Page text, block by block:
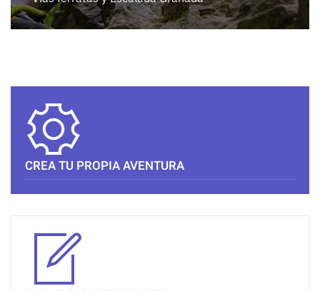
CREA TU PROPIA AVENTURA